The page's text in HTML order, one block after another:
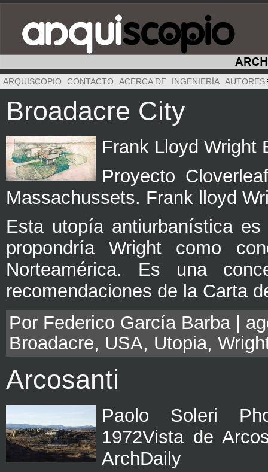
ARQUISCOPIO CONTACTO ACERCA DE INGENIERÍA AUTORES
Broadacre City
Frank Lloyd Wright
Proyecto
Massachussets. Frank lloyd
Esta utopía antiurbanística
propondría Wright como
Norteamérica. Es una
recomendaciones de la Carta
Por Federico García Barba |
Broadacre, USA, Utopia,
Arcosanti
Paolo Soleri
1972Vista de
ArchDaily